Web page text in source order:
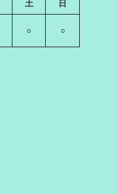
土 日
○ ○